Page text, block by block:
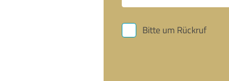
Bitte um Rückruf